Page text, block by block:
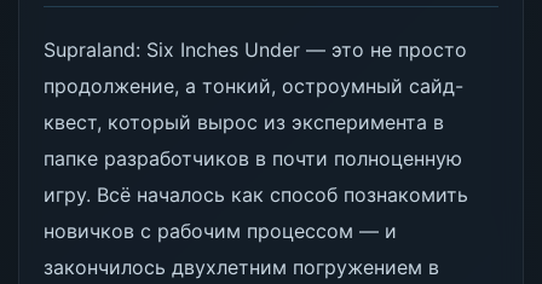
Supraland: Six Inches Under — это не просто
продолжение, а тонкий, остроумный сайд-
квест, который вырос из эксперимента в
папке разработчиков в почти полноценную
игру. Всё началось как способ познакомить
новичков с рабочим процессом — и
закончилось двухлетним погружением в